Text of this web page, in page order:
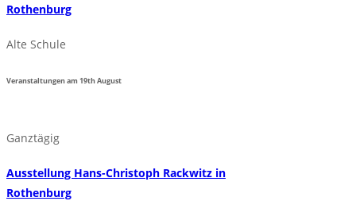
Rothenburg
Alte Schule
Veranstaltungen am19thAugust
Ganztägig
Ausstellung Hans-Christoph Rackwitz in
Rothenburg